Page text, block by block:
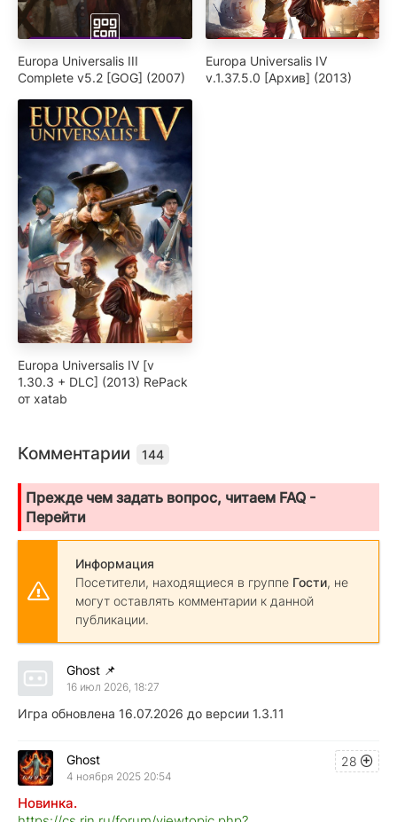
Europa Universalis III
Complete v5.2 [GOG] (2007)
Europa Universalis IV
v.1.37.5.0 [Архив] (2013)
Europa Universalis IV [v
1.30.3 + DLC] (2013) RePack
от xatab
Комментарии 144
Прежде чем задать вопрос, читаем FAQ -
Перейти
Информация
Посетители, находящиеся в группе Гости, не
могут оставлять комментарии к данной
публикации.
Ghost 📌
16 июл 2026, 18:27
Игра обновлена 16.07.2026 до версии 1.3.11
28
Ghost
4 ноября 2025 20:54
Новинка.